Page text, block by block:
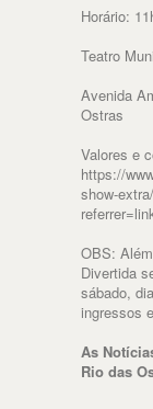
Horário:
Teatro
Avenida
Ostras
Valores e
https://
show-
OBS:
Divertida
sábado,
ingressos
As
Rio das